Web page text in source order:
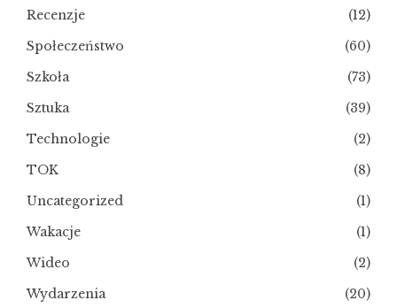
Recenzje
(12)
Społeczeństwo
(60)
Szkoła
(73)
Sztuka
(39)
Technologie
(2)
TOK
(8)
Uncategorized
(1)
Wakacje
(1)
Wideo
(2)
Wydarzenia
(20)